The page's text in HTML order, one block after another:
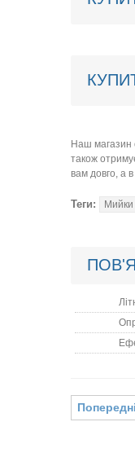
Наш магазин
також
вам довго, а
Теги: